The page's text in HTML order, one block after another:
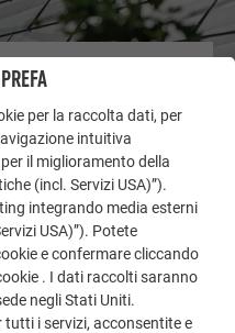
mostra la versatilità
straordinari con le
PREFA per tetti,
per la raccolta dati, per
intuitiva
il miglioramento della
(incl. Servizi USA)”).
integrando media esterni
USA)”). Potete
e confermare cliccando
. I dati raccolti saranno
negli Stati Uniti.
i servizi, acconsentite e